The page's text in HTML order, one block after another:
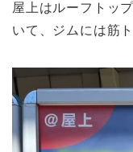
屋上はルーフトッ
いて、ジムには筋